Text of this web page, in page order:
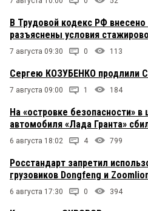
В Трудовой кодекс РФ внесено
разъяснены условия
7 августа 09:30 0 113
Сергею КОЗУБЕНКО продлили
7 августа 09:00 1 184
На «островке безопасности»
автомобиля «Лада Гранта»
6 августа 18:02 4 799
Росстандарт запретил
грузовиков Dongfeng и
6 августа 17:30 0 394